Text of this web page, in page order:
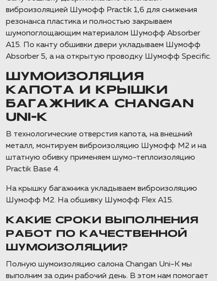
виброизоляцией Шумофф Practik 1,6 для снижения
резонанса пластика и полностью закрываем
шумопоглощающим материалом Шумофф Absorber
А15. По канту обшивки двери укладываем Шумофф
Absorber 5, а на открытую проводку Шумофф Specific.
ШУМОИЗОЛЯЦИЯ
КАПОТА И КРЫШКИ
БАГАЖНИКА CHANGAN
UNI-K
В технологические отверстия капота, на внешний
металл, монтируем виброизоляцию Шумофф М2 и на
штатную обивку применяем шумо-теплоизоляцию
Practik Base 4.
На крышку багажника укладываем виброизоляцию
Шумофф М2. На обшивку Шумофф Flex A15.
КАКИЕ СРОКИ ВЫПОЛНЕНИЯ
РАБОТ ПО КАЧЕСТВЕННОЙ
ШУМОИЗОЛЯЦИИ?
Полную шумоизоляцию салона Changan Uni-K мы
выполним за один рабочий день. В этом нам помогает